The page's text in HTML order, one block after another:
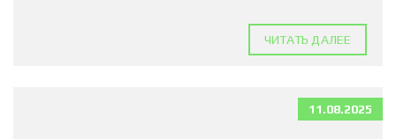
ЧИТАТЬ ДАЛЕЕ
11.08.2025